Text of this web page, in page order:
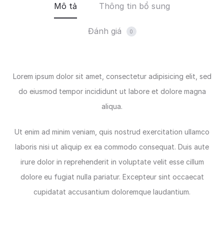
Mô tả Thông tin bổ sung
Đánh giá 0
Lorem ipsum dolor sit amet, consectetur adipisicing elit, sed
do eiusmod tempor incididunt ut labore et dolore magna
aliqua.
Ut enim ad minim veniam, quis nostrud exercitation ullamco
laboris nisi ut aliquip ex ea commodo consequat. Duis aute
irure dolor in reprehenderit in voluptate velit esse cillum
dolore eu fugiat nulla pariatur. Excepteur sint occaecat
cupidatat accusantium doloremque laudantium.